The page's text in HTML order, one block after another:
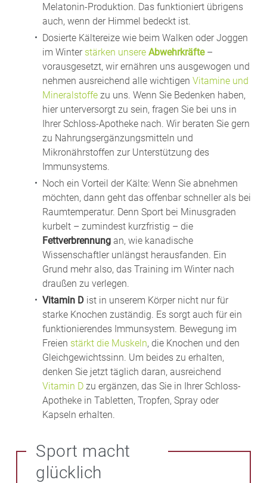
Melatonin-Produktion. Das funktioniert übrigens
auch, wenn der Himmel bedeckt ist.
Dosierte Kältereize wie beim Walken oder Joggen
im Winter stärken unsere Abwehrkräfte–
vorausgesetzt, wir ernähren uns ausgewogen und
nehmen ausreichend alle wichtigen Vitamine und
Mineralstoffe zu uns. Wenn Sie Bedenken haben,
hier unterversorgt zu sein, fragen Sie bei uns in
Ihrer Schloss-Apotheke nach. Wir beraten Sie gern
zu Nahrungsergänzungsmitteln und
Mikronährstoffen zur Unterstützung des
Immunsystems.
Noch ein Vorteil der Kälte: Wenn Sie abnehmen
möchten, dann geht das offenbar schneller als bei
Raumtemperatur. Denn Sport bei Minusgraden
kurbelt – zumindest kurzfristig – die
Fettverbrennung an, wie kanadische
Wissenschaftler unlängst herausfanden. Ein
Grund mehr also, das Training im Winter nach
draußen zu verlegen.
Vitamin D ist in unserem Körper nicht nur für
starke Knochen zuständig. Es sorgt auch für ein
funktionierendes Immunsystem. Bewegung im
Freien stärkt die Muskeln, die Knochen und den
Gleichgewichtssinn. Um beides zu erhalten,
denken Sie jetzt täglich daran, ausreichend
Vitamin D zu ergänzen, das Sie in Ihrer Schloss-
Apotheke in Tabletten, Tropfen, Spray oder
Kapseln erhalten.
Sport macht
glücklich